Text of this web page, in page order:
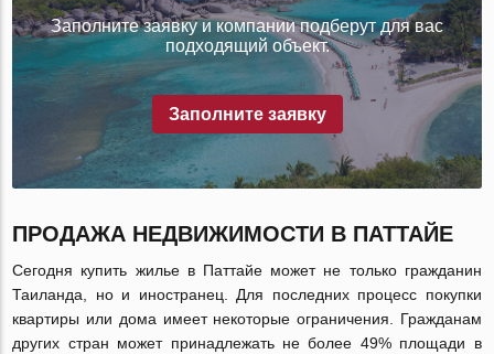
Заполните заявку и компании подберут для вас
подходящий объект.
Заполните заявку
ПРОДАЖА НЕДВИЖИМОСТИ В ПАТТАЙЕ
Сегодня купить жилье в Паттайе может не только гражданин
Таиланда, но и иностранец. Для последних процесс покупки
квартиры или дома имеет некоторые ограничения. Гражданам
других стран может принадлежать не более 49% площади в